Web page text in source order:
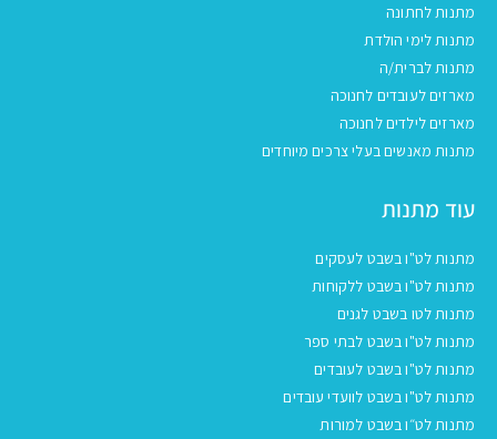
מתנות לחתונה
מתנות לימי הולדת
מתנות לברית/ה
מארזים לעובדים לחנוכה
מארזים לילדים לחנוכה
מתנות מאנשים בעלי צרכים מיוחדים
עוד מתנות
מתנות לט"ו בשבט לעסקים
מתנות לט"ו בשבט ללקוחות
מתנות לטו בשבט לגנים
מתנות לט"ו בשבט לבתי ספר
מתנות לט"ו בשבט לעובדים
מתנות לט"ו בשבט לוועדי עובדים
מתנות לט״ו בשבט למורות